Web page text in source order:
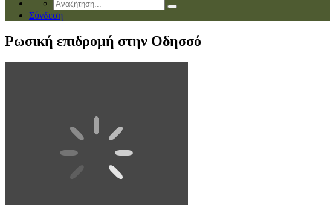
Σύνδεση
Ρωσική επιδρομή στην Οδησσό